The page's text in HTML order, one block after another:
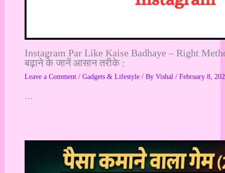
Instagram Par Like Kaise Badhaye – Right
बढ़ाने के जानें आसान तरीके :
Leave a Comment / Gadgets & Lifestyle/ By Vishal / February 8,
…